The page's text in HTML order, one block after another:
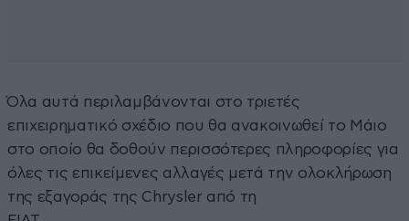
Όλα αυτά περιλαμβάνονται στο τριετές
επιχειρηματικό σχέδιο που θα ανακοινωθεί το Μάιο
στο οποίο θα δοθούν περισσότερες πληροφορίες για
όλες τις επικείμενες αλλαγές μετά την ολοκλήρωση
της εξαγοράς της Chrysler από τη